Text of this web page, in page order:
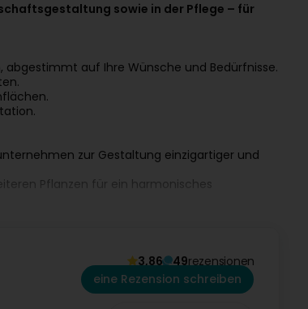
sowie in der Pflege – für
auf Ihre Wünsche und Bedürfnisse.
zur Gestaltung einzigartiger und
Pflanzen für ein harmonisches
3,86 49rezensionen
eine Rezension schreiben